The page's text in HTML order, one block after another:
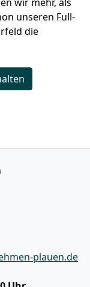
unseren Full-
die
plauen.de